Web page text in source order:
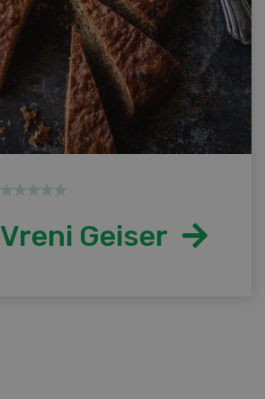
Vreni Geiser